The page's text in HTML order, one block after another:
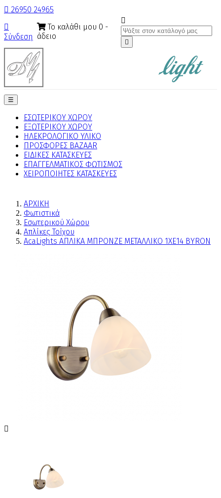
 26950 24965

Σύνδεση
Το καλάθι μου 0 -
άδειο


Toggle
navigation
☰
ΕΣΩΤΕΡΙΚΟΥ ΧΩΡΟΥ
ΕΞΩΤΕΡΙΚΟΥ ΧΩΡΟΥ
ΗΛΕΚΡΟΛΟΓΙΚΟ ΥΛΙΚΟ
ΠΡΟΣΦΟΡΕΣ BAZAAR
ΕΙΔΙΚΕΣ ΚΑΤΑΣΚΕΥΕΣ
ΕΠΑΓΓΕΛΜΑΤΙΚΟΣ ΦΩΤΙΣΜΟΣ
ΧΕΙΡΟΠΟΙΗΤΕΣ ΚΑΤΑΣΚΕΥΕΣ
ΑΡΧΙΚΗ
Φωτιστικά
Εσωτερικού Χώρου
Απλίκες Τοίχου
AcaLights ΑΠΛΙΚΑ ΜΠΡΟΝΖΕ ΜΕΤΑΛΛΙΚΟ 1ΧΕ14 BYRON
